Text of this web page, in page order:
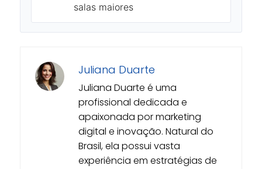
salas maiores
Juliana Duarte
Juliana Duarte é uma
profissional dedicada e
apaixonada por marketing
digital e inovação. Natural do
Brasil, ela possui vasta
experiência em estratégias de